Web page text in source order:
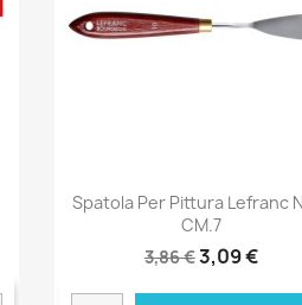
Spatola Per Pittura Lefranc
CM.7
3,86 €3,09 €